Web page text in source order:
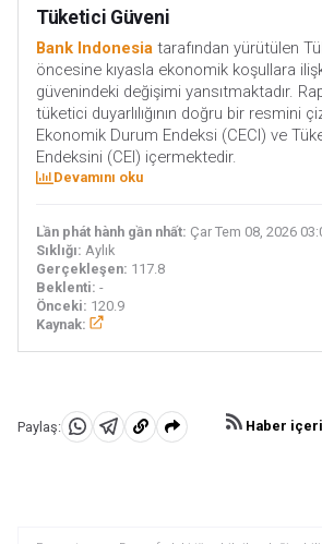
Tüketici Güveni
Bank Indonesia tarafından yürütülen
öncesine kıyasla ekonomik koşullara
güvenindeki değişimi yansıtmaktadır.
tüketici duyarlılığının doğru bir resmini
Ekonomik Durum Endeksi (CECI) ve
Endeksini (CEI) içermektedir.
Devamını oku
Lần phát hành gần nhất: Çar Tem 08, 2026
Sıklığı: Aylık
Gerçekleşen: 117.8
Beklenti: -
Önceki: 120.9
Kaynak:
Paylaş:
WhatsApp'da
Telegram'da
Panoya
Haber